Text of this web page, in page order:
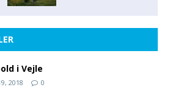
i Vejle
2018 0